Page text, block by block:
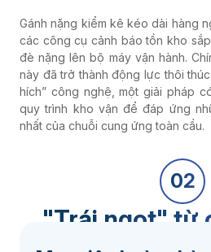
Gánh nặng kiểm kê kéo dài hàng
các công cụ cảnh báo tồn kho
đè nặng lên bộ máy vận hành.
này đã trở thành động lực thôi thúc
hích” công nghệ, một giải pháp
quy trình kho vận để đáp ứng
nhất của chuỗi cung ứng toàn cầu.
02
"Trái ngọt" từ